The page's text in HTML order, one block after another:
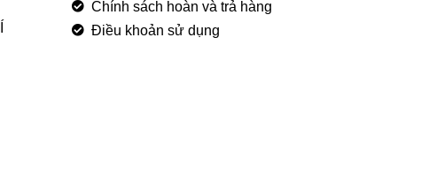
Chính sách hoàn và trả hàng
Điều khoản sử dụng